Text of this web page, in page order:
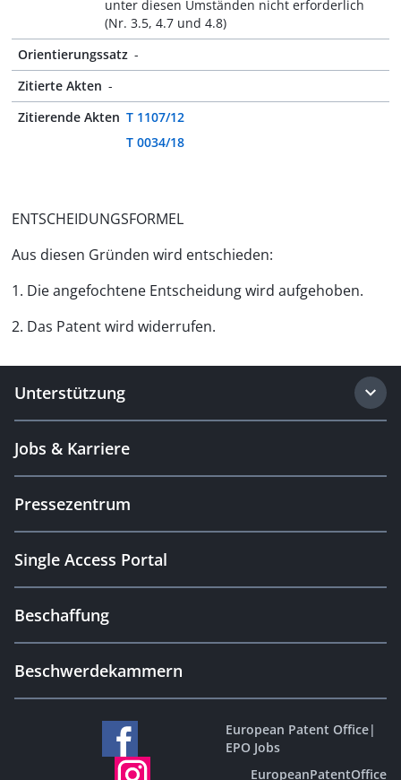
unter diesen Umständen nicht erforderlich
(Nr. 3.5, 4.7 und 4.8)
Orientierungssatz -
Zitierte Akten -
Zitierende Akten T 1107/12
T 0034/18
ENTSCHEIDUNGSFORMEL
Aus diesen Gründen wird entschieden:
1. Die angefochtene Entscheidung wird aufgehoben.
2. Das Patent wird widerrufen.
Unterstützung
Jobs & Karriere
Pressezentrum
Single Access Portal
Beschaffung
Beschwerdekammern
European Patent Office|
EPO Jobs
EuropeanPatentOffice